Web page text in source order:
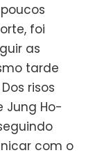
foi
as
tarde
risos
Jung Ho-
com o